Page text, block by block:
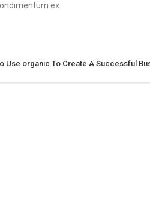
ex.
Use organic To Create A Successful